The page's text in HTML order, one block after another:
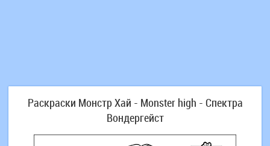
Раскраски Монстр Хай - Monster high - Спектра
Вондергейст